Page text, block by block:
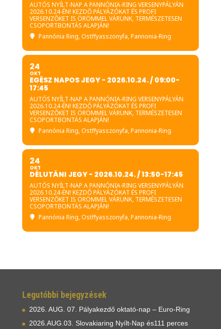
AUTÓS NYÍLT-NAP A PANNÓNIA-RING VERSENYPÁLYÁN
2026.10.24-ÉN! KEZDŐ PÁLYÁZÓKAT ÉS PROFI
VERSENZŐKET IS ÖRÖMMEL VÁRUNK, TERMÉSZETESEN
CSOPORTBONTÁS ALAPJÁN!
Pannónia Ring, Ostffyasszonyfa, Pannonia-Ring
24
OKT
EGÉSZ NAPOS JEGY - 2026.10.24. / 09:00-
17:45
AUTÓS NYÍLT-NAP A PANNÓNIA-RING VERSENYPÁLYÁN
2026.10.24-ÉN! KEZDŐ PÁLYÁZÓKAT ÉS PROFI
VERSENZŐKET IS ÖRÖMMEL VÁRUNK, TERMÉSZETESEN
CSOPORTBONTÁS ALAPJÁN!
Pannónia Ring, Ostffyasszonyfa, Pannonia-Ring
24
OKT
DÉLUTÁNI JEGY - 2026.10.24. / 13:50-17:45
AUTÓS NYÍLT-NAP A PANNÓNIA-RING VERSENYPÁLYÁN
2026.10.24-ÉN! KEZDŐ PÁLYÁZÓKAT ÉS PROFI
VERSENZŐKET IS ÖRÖMMEL VÁRUNK, TERMÉSZETESEN
CSOPORTBONTÁS ALAPJÁN!
Pannónia Ring, Ostffyasszonyfa, Pannonia-Ring
Legutóbbi bejegyzések
2026. AUG. 07. Pályakezdő oktató-nap – Euro-Ring
2026.AUG.03. Slovakiaring Nyílt-Nap és111 perces